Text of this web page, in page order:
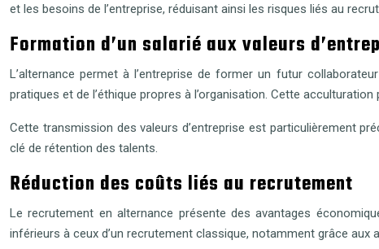
et les besoins de l’entreprise, réduisant ainsi les risques liés au
Formation d’un salarié aux valeurs
L’alternance permet à l’entreprise de former un futur
pratiques et de l’éthique propres à l’organisation. Cette
Cette transmission des valeurs d’entreprise est particulièrement
clé de rétention des talents.
Réduction des coûts liés au recrutement
Le recrutement en alternance présente des avantages
inférieurs à ceux d’un recrutement classique, notamment grâce